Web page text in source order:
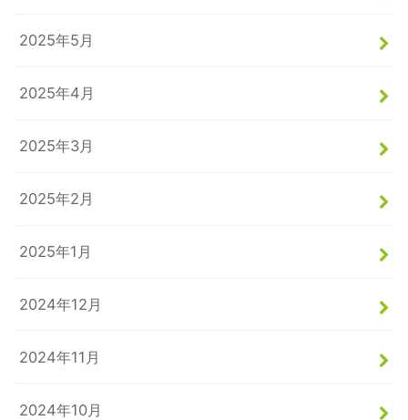
2025年5月
2025年4月
2025年3月
2025年2月
2025年1月
2024年12月
2024年11月
2024年10月